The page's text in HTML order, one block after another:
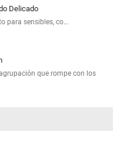
Delicado
para sensibles, co…
agrupación que rompe con los